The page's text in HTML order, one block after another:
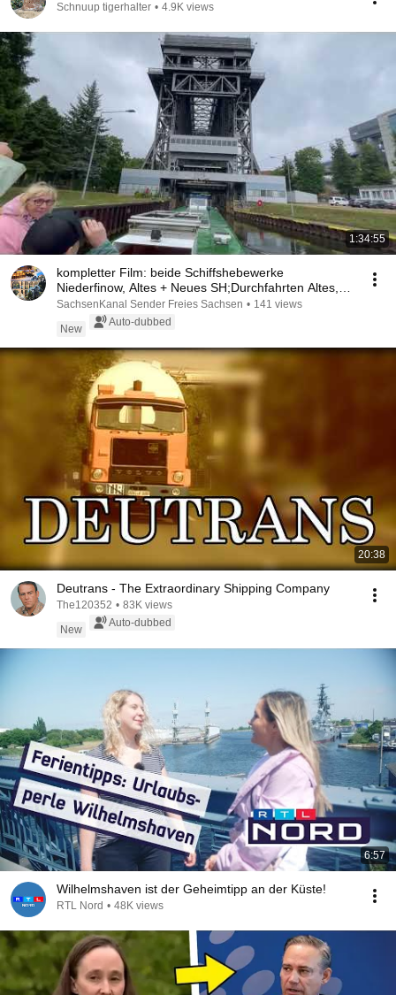
Schnuup tigerhalter • 4.9K views
1:34:55
kompletter Film: beide Schiffshebewerke
Niederfinow, Altes + Neues SH;Durchfahrten Altes,
dann Neues
SachsenKanal Sender Freies Sachsen • 141 views
New
Auto-dubbed
20:38
Deutrans - The Extraordinary Shipping Company
The120352 • 83K views
New
Auto-dubbed
6:57
Wilhelmshaven ist der Geheimtipp an der Küste!
RTL Nord • 48K views